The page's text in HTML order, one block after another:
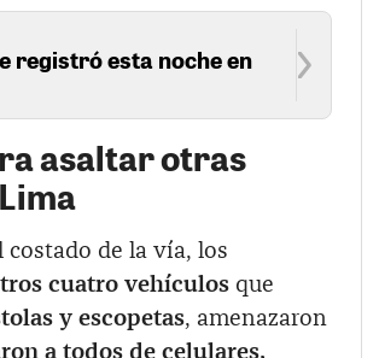
registró esta noche en
asaltar otras
de la vía, los
cuatro vehículos que
y escopetas, amenazaron
a todos de celulares,